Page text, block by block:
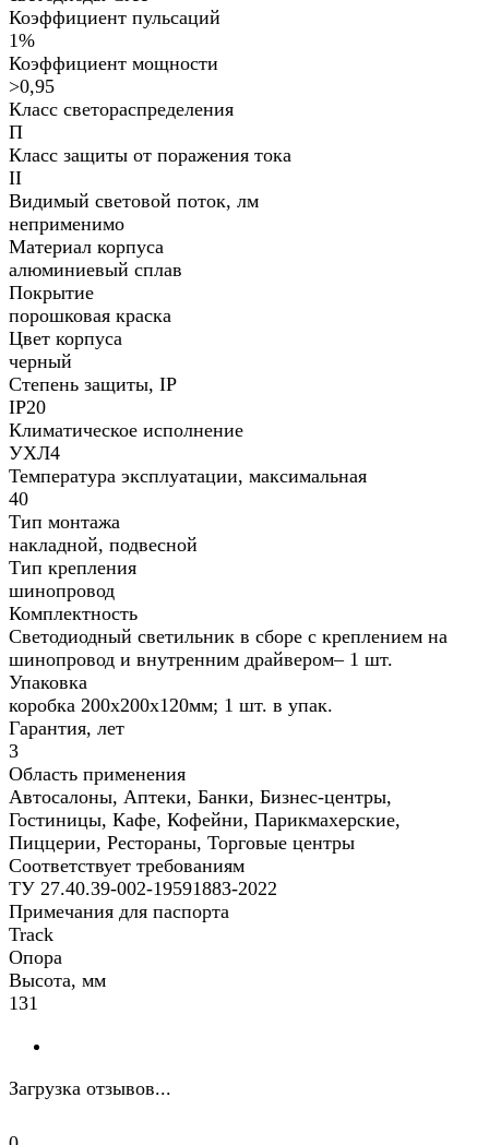
Коэффициент пульсаций
1%
Коэффициент мощности
>0,95
Класс светораспределения
П
Класс защиты от поражения тока
II
Видимый световой поток, лм
неприменимо
Материал корпуса
алюминиевый сплав
Покрытие
порошковая краска
Цвет корпуса
черный
Степень защиты, IP
IP20
Климатическое исполнение
УХЛ4
Температура эксплуатации, максимальная
40
Тип монтажа
накладной, подвесной
Тип крепления
шинопровод
Комплектность
Светодиодный светильник в сборе с креплением на
шинопровод и внутренним драйвером– 1 шт.
Упаковка
коробка 200х200х120мм; 1 шт. в упак.
Гарантия, лет
3
Область применения
Автосалоны, Аптеки, Банки, Бизнес-центры,
Гостиницы, Кафе, Кофейни, Парикмахерские,
Пиццерии, Рестораны, Торговые центры
Соответствует требованиям
ТУ 27.40.39-002-19591883-2022
Примечания для паспорта
Track
Опора
Высота, мм
131
Загрузка отзывов...